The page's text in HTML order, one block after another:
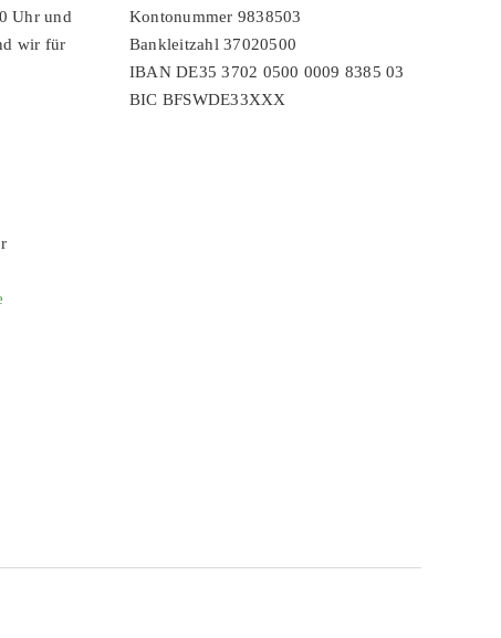
Uhr und
wir für
Kontonummer 9838503
Bankleitzahl 37020500
IBAN DE35 3702 0500 0009 8385 03
BIC BFSWDE33XXX